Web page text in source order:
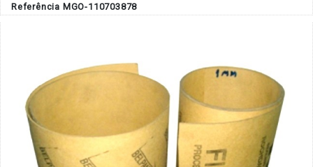
Referência MGO-110703878